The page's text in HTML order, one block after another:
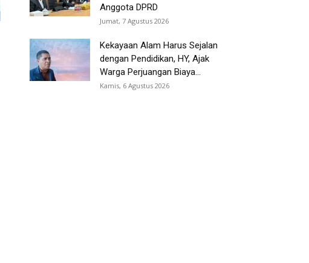
Anggota DPRD
Jumat, 7 Agustus 2026
Kekayaan Alam Harus Sejalan
dengan Pendidikan, HY, Ajak
Warga Perjuangan Biaya...
Kamis, 6 Agustus 2026